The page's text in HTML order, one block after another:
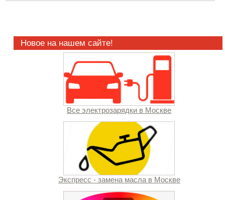
Новое на нашем сайте!
Все электрозарядки в Москве
Экспресс - замена масла в Москве